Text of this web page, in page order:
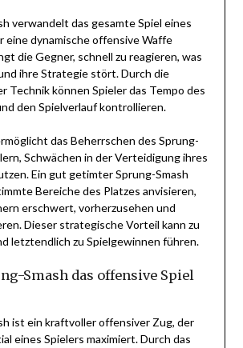
verwandelt das gesamte Spiel eines
eine dynamische offensive Waffe
die Gegner, schnell zu reagieren, was
ihre Strategie stört. Durch die
Technik können Spieler das Tempo des
den Spielverlauf kontrollieren.
das Beherrschen des Sprung-
Schwächen in der Verteidigung ihres
Ein gut getimter Sprung-Smash
Bereiche des Platzes anvisieren,
erschwert, vorherzusehen und
Dieser strategische Vorteil kann zu
letztendlich zu Spielgewinnen führen.
Smash das offensive Spiel
ist ein kraftvoller offensiver Zug, der
eines Spielers maximiert. Durch das